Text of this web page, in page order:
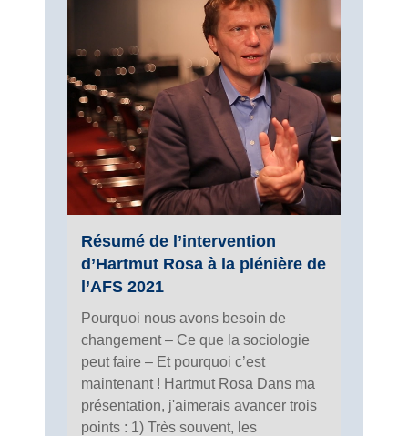
Résumé de l’intervention
d’Hartmut Rosa à la plénière de
l’AFS 2021
Pourquoi nous avons besoin de
changement – Ce que la sociologie
peut faire – Et pourquoi c’est
maintenant ! Hartmut Rosa Dans ma
présentation, j'aimerais avancer trois
points : 1) Très souvent, les